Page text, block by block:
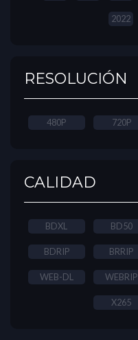
2022
RESOLUCIÓN
480P 720P
CALIDAD
BDXL BD50
BDRIP BRRIP
WEB-DL WEBRIP
X265